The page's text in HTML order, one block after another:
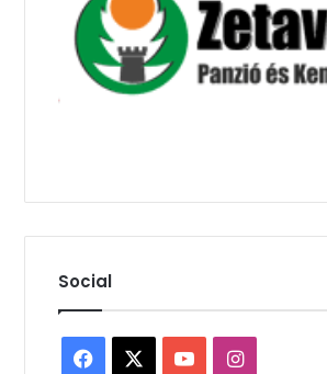
Social
Facebook YouTubeInstagram